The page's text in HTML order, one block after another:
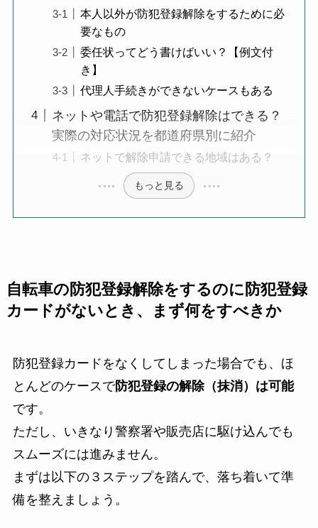
本人以外が防犯登録解除をするために必
要なもの
委任状ってどう書けばいい？【例文付
き】
代理人手続きができないケースもある
ネットや電話で防犯登録解除はできる？
実際の対応状況を都道府県別に紹介
ネットで解除申請できる地域はある？
もっと見る
自転車の防犯登録解除をするのに防犯登録
カードがないとき、まず何をすべきか
防犯登録カードをなくしてしまった場合でも、ほ
とんどのケースで防犯登録の解除（抹消）は可能
です。
ただし、いきなり警察署や販売店に駆け込んでも
スムーズには進みません。
まずは以下の３ステップを踏んで、落ち着いて準
備を整えましょう。